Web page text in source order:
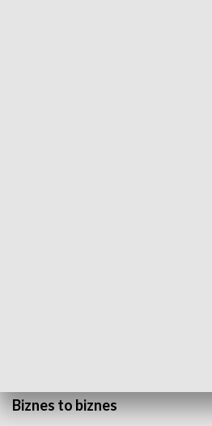
Biznes to biznes